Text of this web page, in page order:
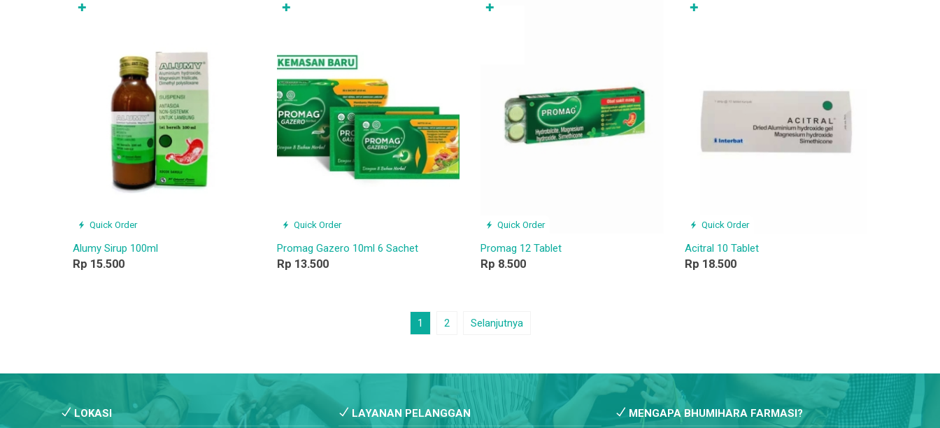
Quick Order
Alumy Sirup 100ml
Rp 15.500
✚
Quick Order
Promag Gazero 10ml 6 Sachet
Rp 13.500
✚
Quick Order
Promag 12 Tablet
Rp 8.500
✚
Quick Order
Acitral 10 Tablet
Rp 18.500
✚
1 2 Selanjutnya
LOKASI LAYANAN PELANGGAN MENGAPA BHUMIHARA FARMASI?